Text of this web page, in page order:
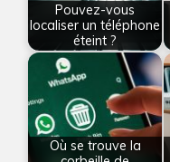
Pouvez-vous
localiser un téléphone
éteint ?
Où se trouve la